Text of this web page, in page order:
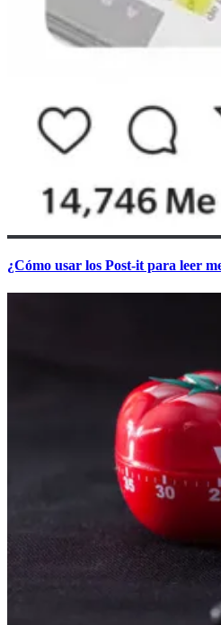
¿Cómo usar los Post-it para leer